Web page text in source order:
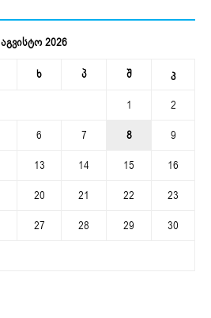
აგვისტო 2026
ხ პ შ კ
1
2
6 7 8
9
13 14 15
16
20 21 22
23
27 28 29
30